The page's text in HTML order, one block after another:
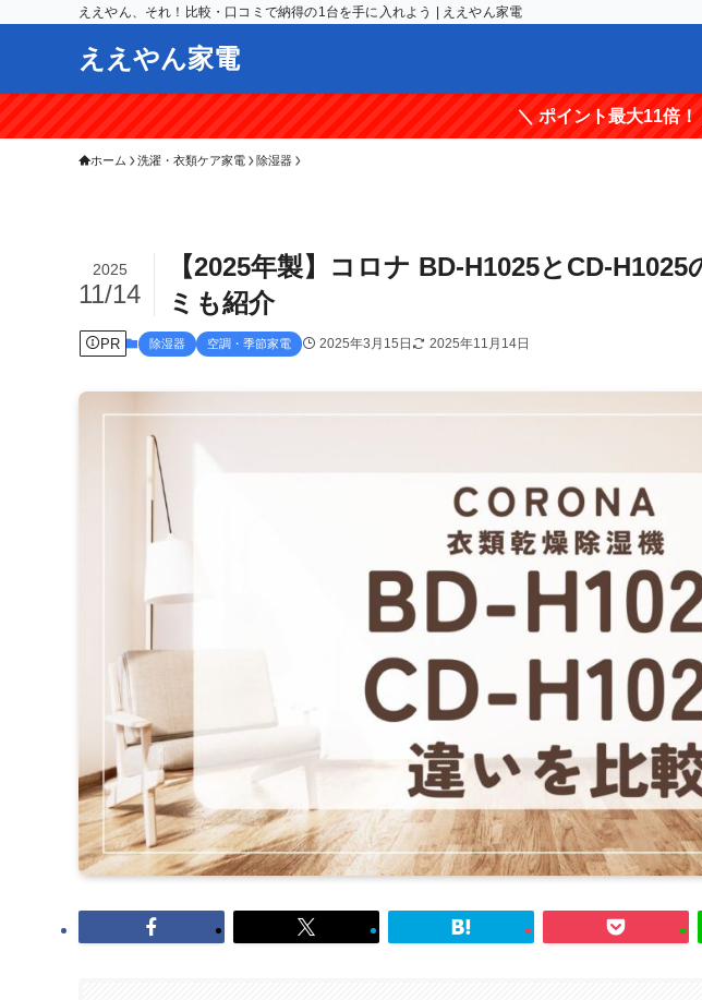
ええやん、それ！比較・口コミで納得の1台を手に入れよう | ええやん家電
ええやん家電
＼ ポイント最大11倍！ ／
ホーム 洗濯・衣類ケア家電 除湿器
【2025年製】コロナ BD-H1025とCD-
ミも紹介
2025
11/14
PR 除湿器 空調・季節家電 2025年3月15日 2025年11月14日